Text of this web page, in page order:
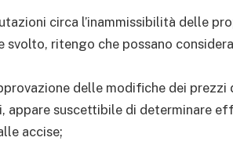
circa l’inammissibilità delle
svolto, ritengo che possano
delle modifiche dei prezzi
appare suscettibile di determinare
accise;